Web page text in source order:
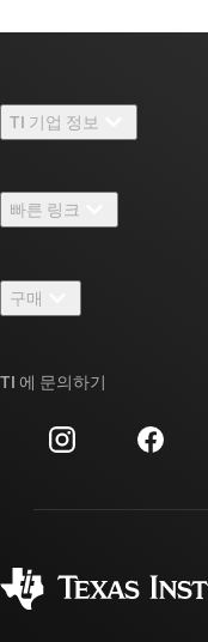
TI 기업 정보
채용
뉴스룸
이벤트
투자 관계
빠른 링크
TI E2E™ 설계 지원 포럼
대체품 검색
고객 지원 센터
myTI 계정 FAQ
구매
주문 FAQ
TI 에 문의하기